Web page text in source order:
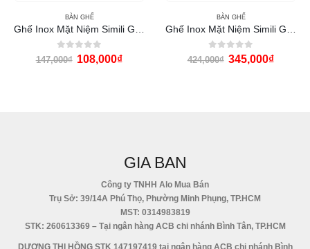
BÀN GHẾ
0out of 5
147,000₫ 108,000₫
BÀN GHẾ
0out of 5
424,000₫ 345,000₫
GIA BAN
Công ty TNHH Alo Mua Bán
Trụ Sở: 39/14A Phú Thọ, Phường Minh Phụng, TP.HCM
MST: 0314983819
STK: 260613369 – Tại ngân hàng ACB chi nhánh Bình Tân, TP.HCM
DƯƠNG THỊ HỒNG STK 147197419 tại ngân hàng ACB chi nhánh Bình